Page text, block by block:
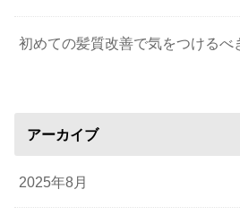
初めての髪質改善で気をつけるべ
アーカイブ
2025年8月